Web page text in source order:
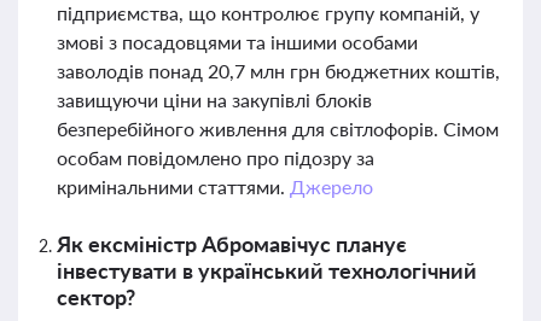
підприємства, що контролює групу компаній, у
змові з посадовцями та іншими особами
заволодів понад 20,7 млн грн бюджетних коштів,
завищуючи ціни на закупівлі блоків
безперебійного живлення для світлофорів. Сімом
особам повідомлено про підозру за
кримінальними статтями. Джерело
Як ексміністр Абромавічус планує
інвестувати в український технологічний
сектор?